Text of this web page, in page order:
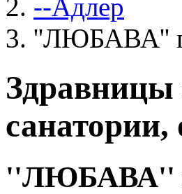
--Адлер
''ЛЮБАВА''
Здравницы
санатории,
''ЛЮБАВА''